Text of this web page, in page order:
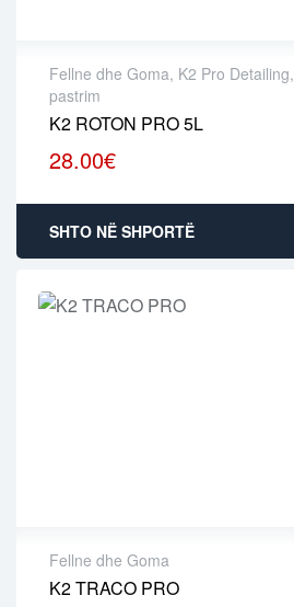
Fellne dhe Goma, K2 Pro Detailing,
pastrim
K2 ROTON PRO 5L
28.00€
SHTO NË SHPORTË
Fellne dhe Goma
K2 TRACO PRO